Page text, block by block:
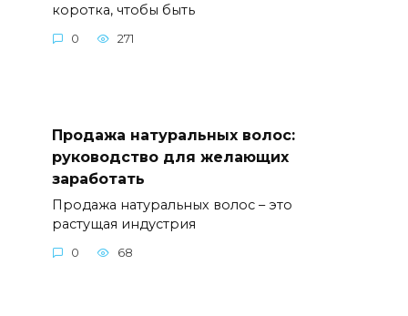
коротка, чтобы быть
0 271
Продажа натуральных волос:
руководство для желающих
заработать
Продажа натуральных волос – это
растущая индустрия
0 68